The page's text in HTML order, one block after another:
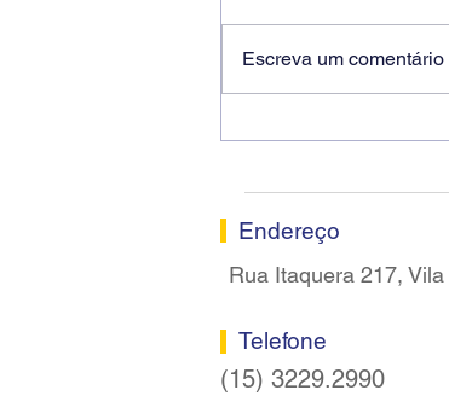
Escreva um comentário
Endereço
Rua Itaquera 217,
Telefone
(15) 3229.2990